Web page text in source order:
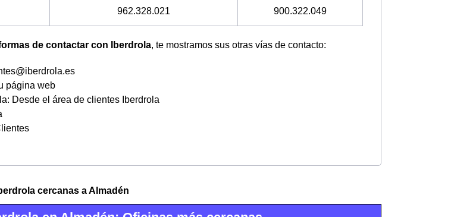
962.328.021 900.322.049
de contactar con Iberdrola, te mostramos sus otras vías de contacto:
página web
Desde el área de clientes Iberdrola
cercanas a Almadén